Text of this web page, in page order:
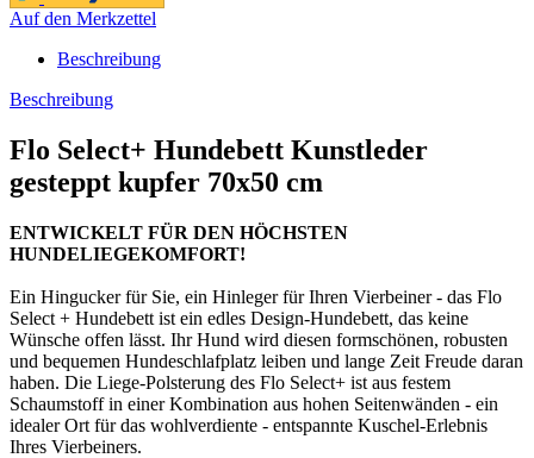
Auf den Merkzettel
Beschreibung
Beschreibung
Flo Select+ Hundebett Kunstleder
gesteppt kupfer 70x50 cm
ENTWICKELT FÜR DEN HÖCHSTEN
HUNDELIEGEKOMFORT!
Ein Hingucker für Sie, ein Hinleger für Ihren Vierbeiner - das Flo
Select + Hundebett ist ein edles Design-Hundebett, das keine
Wünsche offen lässt. Ihr Hund wird diesen formschönen, robusten
und bequemen Hundeschlafplatz leiben und lange Zeit Freude daran
haben. Die Liege-Polsterung des Flo Select+ ist aus festem
Schaumstoff in einer Kombination aus hohen Seitenwänden - ein
idealer Ort für das wohlverdiente - entspannte Kuschel-Erlebnis
Ihres Vierbeiners.